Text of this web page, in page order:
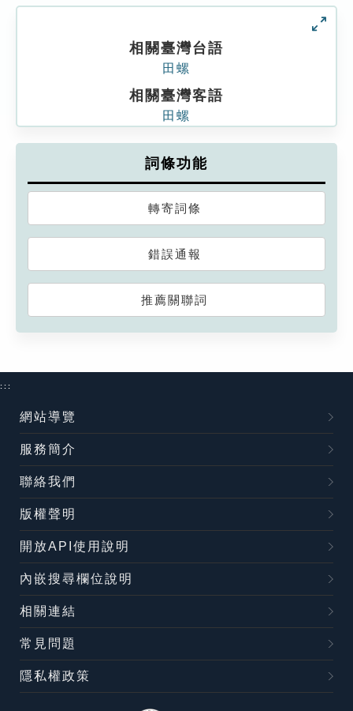
相關臺灣台語
田螺
相關臺灣客語
田螺
詞條功能
轉寄詞條
錯誤通報
推薦關聯詞
:::
網站導覽
服務簡介
聯絡我們
版權聲明
開放API使用說明
內嵌搜尋欄位說明
相關連結
常見問題
隱私權政策